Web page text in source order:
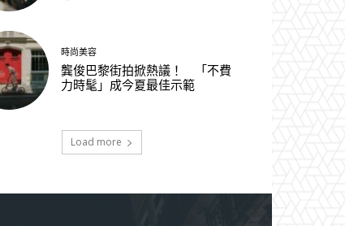
時尚美容
龔俊巴黎街拍掀熱議！ 「不費
力時髦」成今夏最佳示範
Load more